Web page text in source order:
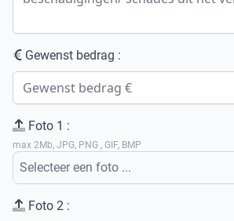
Gewenst bedrag :
Foto 1 :
max 2Mb, JPG, PNG , GIF, BMP
Selecteer een foto ...
Foto 2 :